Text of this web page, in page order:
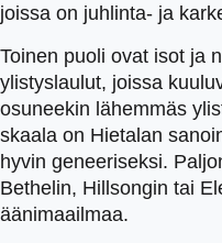
joissa on juhlinta- ja
Toinen puoli ovat isot ja
ylistyslaulut, joissa
osuneekin lähemmäs
skaala on Hietalan
hyvin geneeriseksi.
Bethelin, Hillsongin tai
äänimaailmaa.